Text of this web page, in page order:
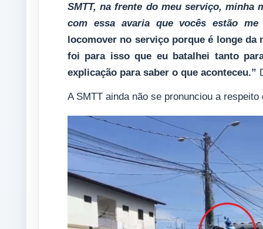
SMTT, na frente do meu serviço, minha
com essa avaria que vocês estão me
locomover no serviço porque é longe da
foi para isso que eu batalhei tanto
explicação para saber o que aconteceu.”
A SMTT ainda não se pronunciou a